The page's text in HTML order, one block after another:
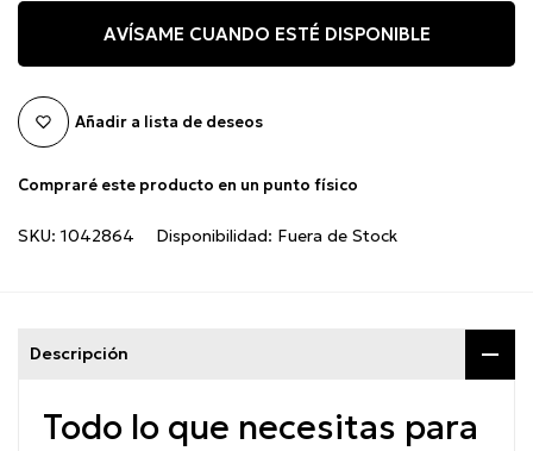
AVÍSAME CUANDO ESTÉ DISPONIBLE
Añadir a lista de deseos
Compraré este producto en un punto físico
SKU: 1042864 Disponibilidad: Fuera de Stock
Descripción
Todo lo que necesitas para